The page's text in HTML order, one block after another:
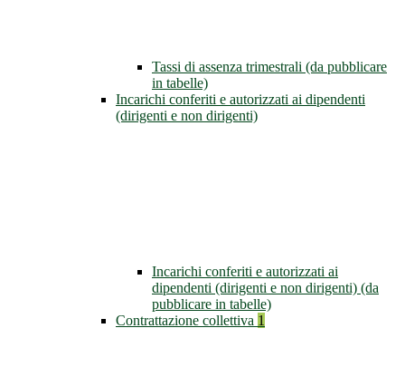
Tassi di assenza trimestrali (da pubblicare
in tabelle)
Incarichi conferiti e autorizzati ai dipendenti
(dirigenti e non dirigenti)
Incarichi conferiti e autorizzati ai
dipendenti (dirigenti e non dirigenti) (da
pubblicare in tabelle)
Contrattazione collettiva 1